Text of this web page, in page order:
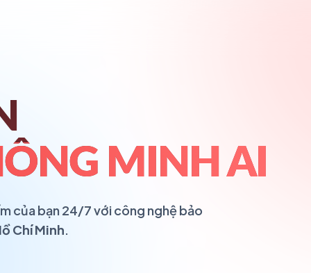
MINH AI
của bạn 24/7 với công nghệ bảo
Chí Minh.